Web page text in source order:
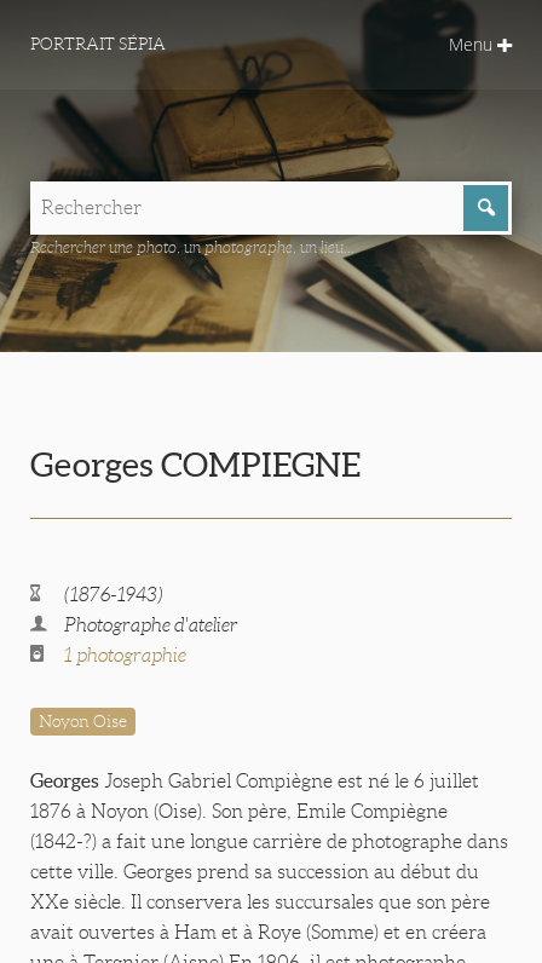
PORTRAIT SÉPIA Menu
Rechercher une photo, un photographe, un lieu...
Georges COMPIEGNE
(1876-1943)
Photographe d'atelier
1 photographie
Noyon Oise
Georges Joseph Gabriel Compiègne est né le 6 juillet
1876 à Noyon (Oise). Son père, Emile Compiègne
(1842-?) a fait une longue carrière de photographe dans
cette ville. Georges prend sa succession au début du
XXe siècle. Il conservera les succursales que son père
avait ouvertes à Ham et à Roye (Somme) et en créera